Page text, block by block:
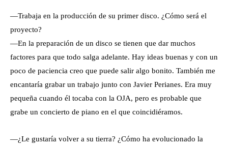
—Trabaja en la producción de su primer disco. ¿Cómo será el
proyecto?
—En la preparación de un disco se tienen que dar muchos
factores para que todo salga adelante. Hay ideas buenas y con un
poco de paciencia creo que puede salir algo bonito. También me
encantaría grabar un trabajo junto con Javier Perianes. Era muy
pequeña cuando él tocaba con la OJA, pero es probable que
grabe un concierto de piano en el que coincidiéramos.
—¿Le gustaría volver a su tierra? ¿Cómo ha evolucionado la